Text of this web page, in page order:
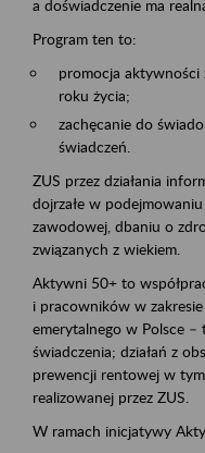
a doświadczenie ma
Program ten to:
promocja aktywności
roku życia;
zachęcanie do
świadczeń.
ZUS przez działania
dojrzałe w
zawodowej, dbaniu o
związanych z wiekiem.
Aktywni 50+ to
i pracowników w
emerytalnego w Polsce –
świadczenia; działań z
prewencji rentowej w
realizowanej przez ZUS.
W ramach inicjatywy